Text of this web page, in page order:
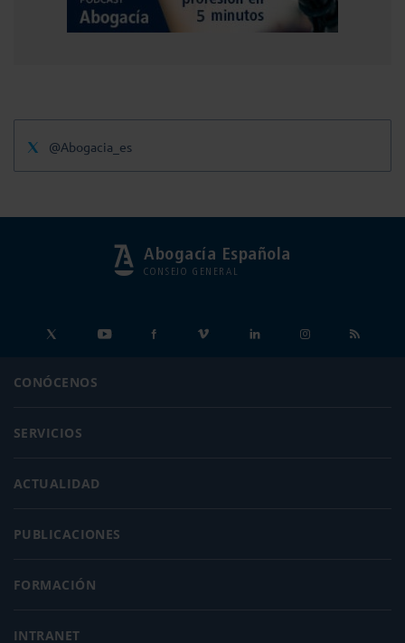
@Abogacia_es
Abogacía Española
CONSEJO GENERAL
CONÓCENOS
SERVICIOS
ACTUALIDAD
PUBLICACIONES
FORMACIÓN
INTRANET